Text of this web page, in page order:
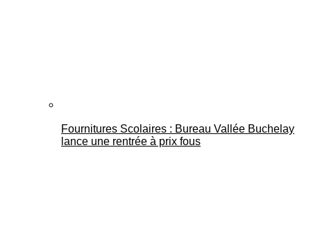
Fournitures Scolaires : Bureau Vallée Buchelay
lance une rentrée à prix fous